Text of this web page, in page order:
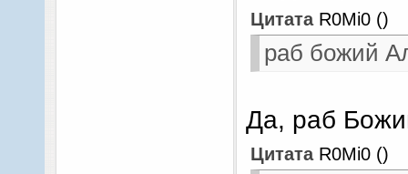
Цитата R0Mi0 ()
раб божий
Да, раб
Цитата R0Mi0 ()